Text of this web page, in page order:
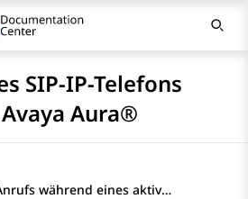
SIP-IP-Telefons
Aura®
Annehmen eines Anrufs während eines aktiven Gesprächs